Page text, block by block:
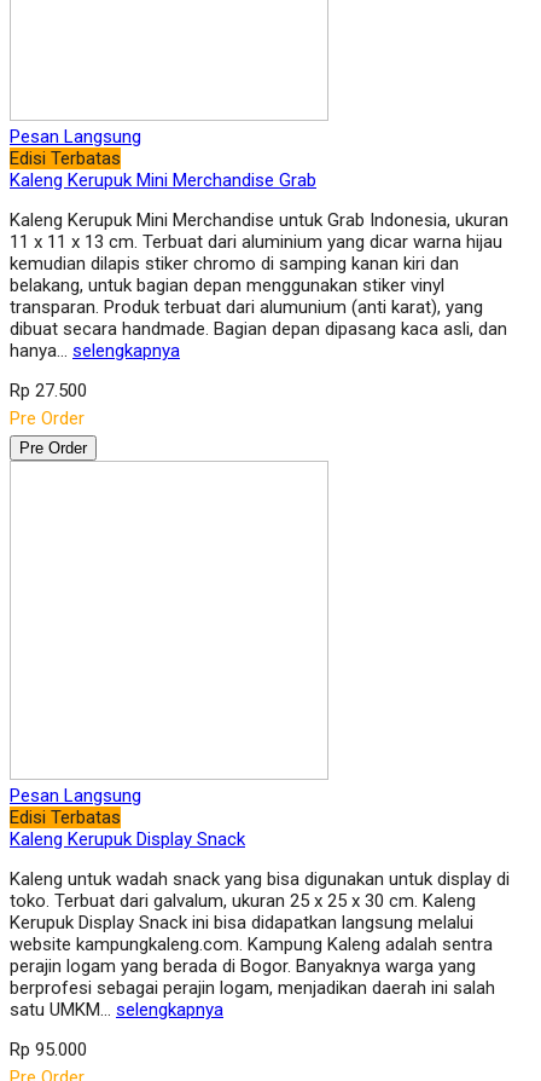
Pesan Langsung
Edisi Terbatas
Kaleng Kerupuk Mini Merchandise Grab
Kaleng Kerupuk Mini Merchandise untuk Grab Indonesia, ukuran
11 x 11 x 13 cm. Terbuat dari aluminium yang dicar warna hijau
kemudian dilapis stiker chromo di samping kanan kiri dan
belakang, untuk bagian depan menggunakan stiker vinyl
transparan. Produk terbuat dari alumunium (anti karat), yang
dibuat secara handmade. Bagian depan dipasang kaca asli, dan
hanya… selengkapnya
Rp 27.500
Pre Order
Pre Order
Pesan Langsung
Edisi Terbatas
Kaleng Kerupuk Display Snack
Kaleng untuk wadah snack yang bisa digunakan untuk display di
toko. Terbuat dari galvalum, ukuran 25 x 25 x 30 cm. Kaleng
Kerupuk Display Snack ini bisa didapatkan langsung melalui
website kampungkaleng.com. Kampung Kaleng adalah sentra
perajin logam yang berada di Bogor. Banyaknya warga yang
berprofesi sebagai perajin logam, menjadikan daerah ini salah
satu UMKM… selengkapnya
Rp 95.000